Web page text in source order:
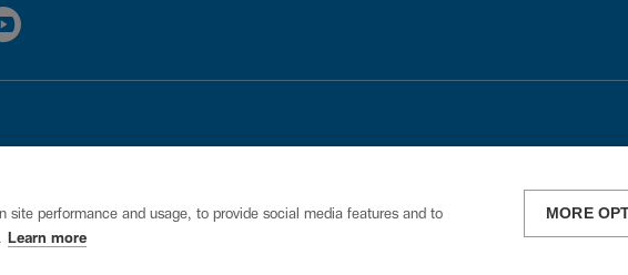
performance and usage, to provide social media features and to
Learn more
MORE